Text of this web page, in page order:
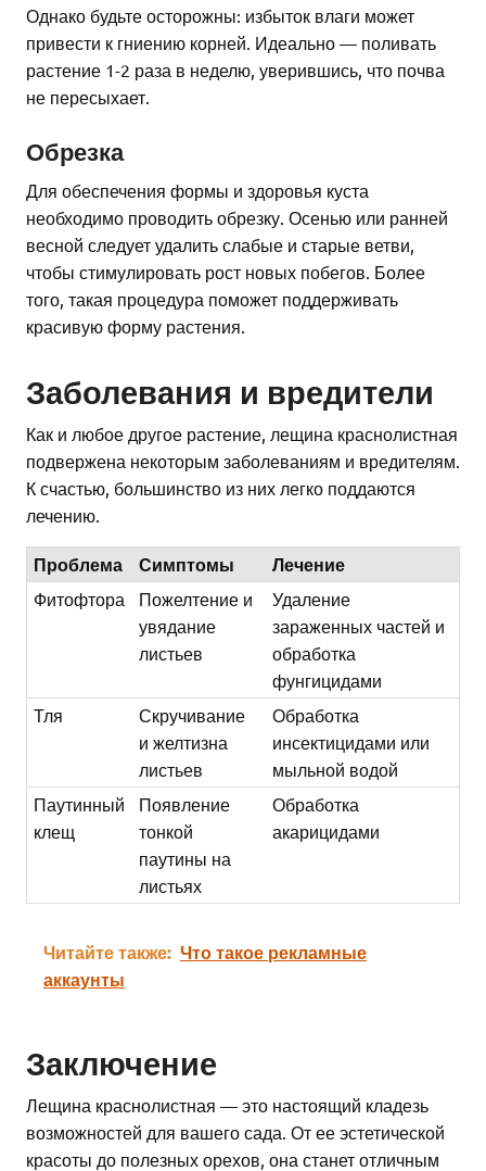
Однако будьте осторожны: избыток влаги может
привести к гниению корней. Идеально — поливать
растение 1-2 раза в неделю, уверившись, что почва
не пересыхает.
Обрезка
Для обеспечения формы и здоровья куста
необходимо проводить обрезку. Осенью или ранней
весной следует удалить слабые и старые ветви,
чтобы стимулировать рост новых побегов. Более
того, такая процедура поможет поддерживать
красивую форму растения.
Заболевания и вредители
Как и любое другое растение, лещина краснолистная
подвержена некоторым заболеваниям и вредителям.
К счастью, большинство из них легко поддаются
лечению.
Проблема Симптомы Лечение
Фитофтора
Пожелтение и
увядание
листьев
Удаление
зараженных частей и
обработка
фунгицидами
Тля
Скручивание
и желтизна
листьев
Обработка
инсектицидами или
мыльной водой
Паутинный
клещ
Появление
тонкой
паутины на
листьях
Обработка
акарицидами
Читайте также: Что такое рекламные
аккаунты
Заключение
Лещина краснолистная — это настоящий кладезь
возможностей для вашего сада. От ее эстетической
красоты до полезных орехов, она станет отличным